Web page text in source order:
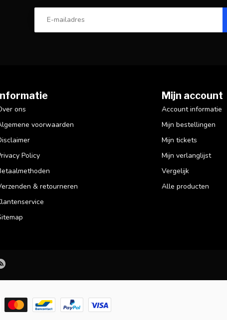
ons
voorwaarden
Policy
& retourneren
Mijn account
Account informatie
Mijn bestellingen
Mijn tickets
Mijn verlanglijst
Vergelijk
Alle producten